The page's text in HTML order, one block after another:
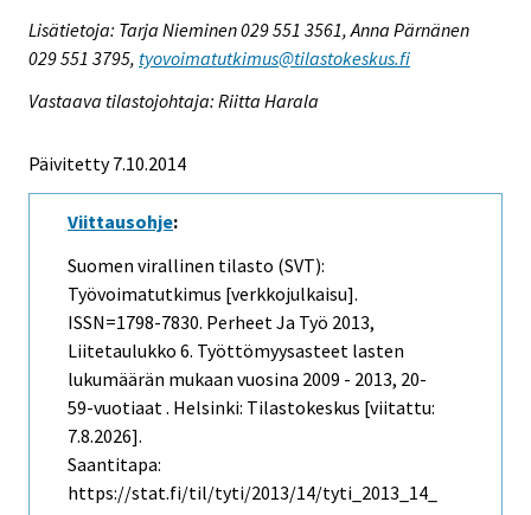
Lisätietoja: Tarja Nieminen 029 551 3561, Anna Pärnänen
029 551 3795, tyovoimatutkimus@tilastokeskus.fi
Vastaava tilastojohtaja: Riitta Harala
Päivitetty 7.10.2014
Viittausohje:
Suomen virallinen tilasto (SVT):
Työvoimatutkimus [verkkojulkaisu].
ISSN=1798-7830. Perheet Ja Työ 2013,
Liitetaulukko 6. Työttömyysasteet lasten
lukumäärän mukaan vuosina 2009 - 2013, 20-
59-vuotiaat . Helsinki: Tilastokeskus [viitattu:
7.8.2026].
Saantitapa:
https://stat.fi/til/tyti/2013/14/tyti_2013_14_